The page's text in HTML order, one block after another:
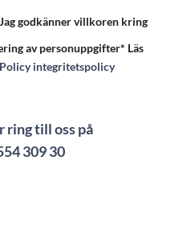
Jag godkänner villkoren kring
av personuppgifter* Läs
Policy integritetspolicy
ring till oss på
309 30